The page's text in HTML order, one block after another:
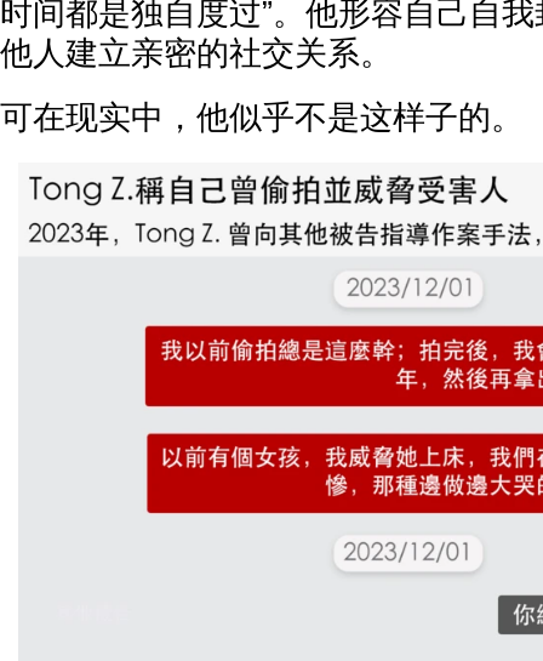
时间都是独自度过”。他形容自己自
他人建立亲密的社交关系。
可在现实中，他似乎不是这样子的。